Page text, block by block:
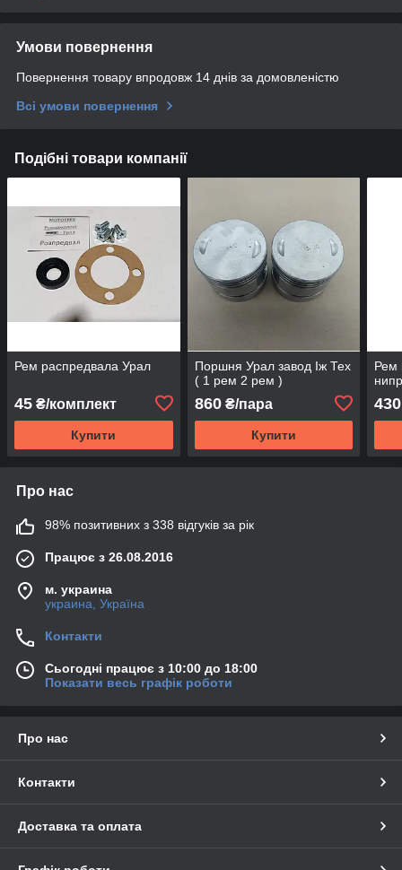
Умови повернення
Повернення товару впродовж 14 днів за домовленістю
Всі умови повернення
Подібні товари компанії
Рем распредвала Урал
45 ₴/комплект
Купити
Поршня Урал завод Іж Тех
( 1 рем 2 рем )
860₴/пара
Купити
Рем
430
Про нас
98% позитивних з 338 відгуків за рік
Працює з 26.08.2016
м. украина
украина, Україна
Контакти
Сьогодні працює з 10:00 до 18:00
Показати весь графік роботи
Про нас
Контакти
Доставка та оплата